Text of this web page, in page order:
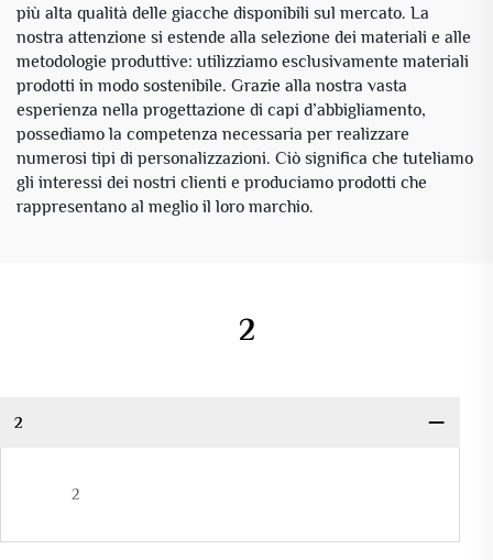
più alta qualità delle giacche disponibili sul mercato. La
nostra attenzione si estende alla selezione dei materiali e alle
metodologie produttive: utilizziamo esclusivamente materiali
prodotti in modo sostenibile. Grazie alla nostra vasta
esperienza nella progettazione di capi d’abbigliamento,
possediamo la competenza necessaria per realizzare
numerosi tipi di personalizzazioni. Ciò significa che tuteliamo
gli interessi dei nostri clienti e produciamo prodotti che
rappresentano al meglio il loro marchio.
2
2
2